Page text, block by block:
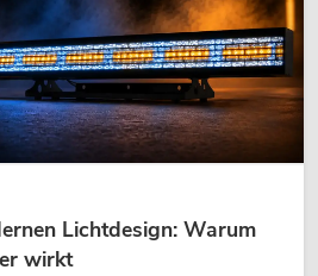
Lichtdesign: Warum
wirkt